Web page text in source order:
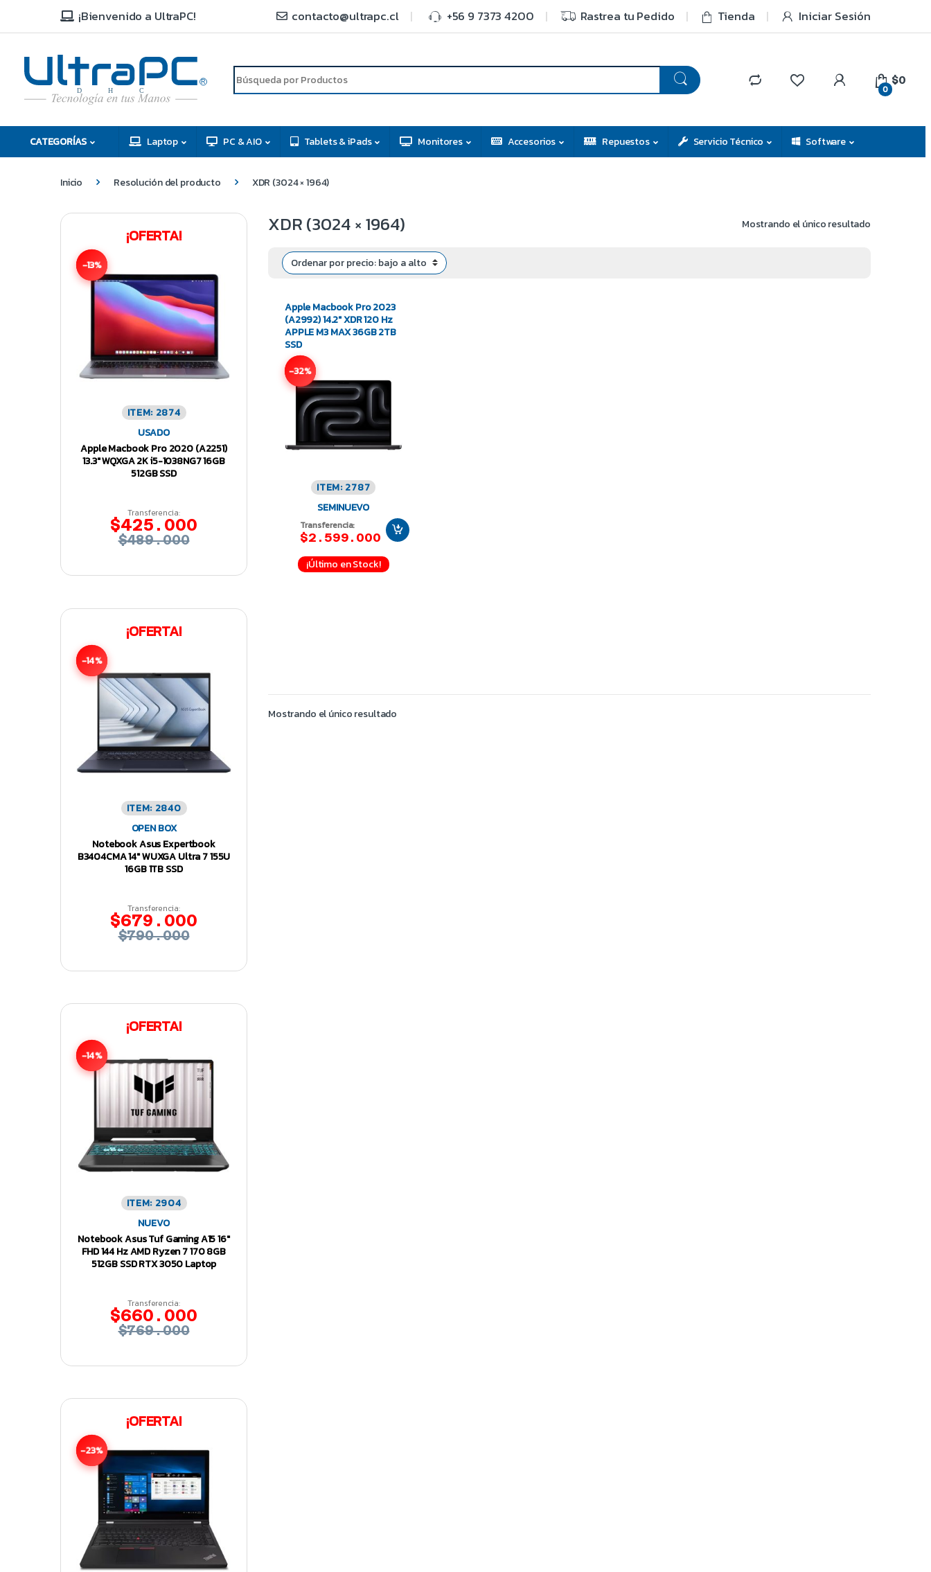
¡Bienvenido a UltraPC! contacto@ultrapc.cl +56 9 7373 4200 Rastrea tu Pedido Tienda Iniciar Sesión
C
H
D
R
0
$0
CATEGORÍAS Laptop PC & AIO Tablets & iPads Monitores Accesorios Repuestos Servicio Técnico Software
Inicio Resolución del producto XDR (3024 × 1964)
XDR (3024 × 1964) Mostrando el único resultado
Apple Macbook Pro 2023
(A2992) 14.2″ XDR 120 Hz
APPLE M3 MAX 36GB 2TB
SSD
-32%
ITEM: 2787
SEMINUEVO
Transferencia:
$2.599.000
¡Último en Stock!
Mostrando el único resultado
¡OFERTA!
-13%
ITEM: 2874
USADO
Apple Macbook Pro 2020 (A2251)
13.3″ WQXGA 2K i5-1038NG7 16GB
512GB SSD
Transferencia:
$425.000
$489.000
¡OFERTA!
-14%
ITEM: 2840
OPEN BOX
Notebook Asus Expertbook
B3404CMA 14″ WUXGA Ultra 7 155U
16GB 1TB SSD
Transferencia:
$679.000
$790.000
¡OFERTA!
-14%
ITEM: 2904
NUEVO
Notebook Asus Tuf Gaming A15 16″
FHD 144 Hz AMD Ryzen 7 170 8GB
512GB SSD RTX 3050 Laptop
Transferencia:
$660.000
$769.000
¡OFERTA!
-23%